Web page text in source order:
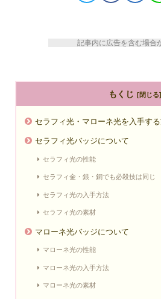
記事内に広告を含む場
もくじ
セラフィ光・マローネ光を入手す
セラフィ光バッジについて
セラフィ光の性能
セラフィ金・銀・銅でも必殺技は同じ
セラフィ光の入手方法
セラフィ光の素材
マローネ光バッジについて
マローネ光の性能
マローネ光の入手方法
マローネ光の素材